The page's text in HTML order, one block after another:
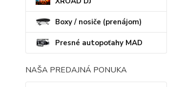
Boxy / nosiče (prenájom)
Presné autopoťahy MAD
NAŠA PREDAJNÁ PONUKA